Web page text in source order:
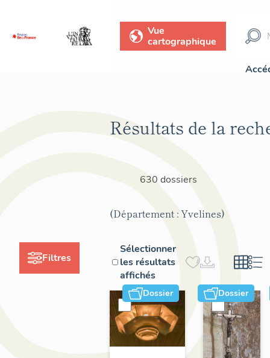
Vue
cartographique
Filtres
Résultats de la
630 dossiers
(Département : Yvelines)
Sélectionner
les résultats
affichés
Dossier Dossier